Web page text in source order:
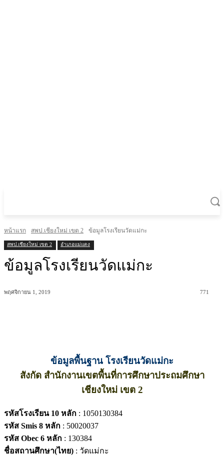
หน้าแรก สพป.เชียงใหม่ เขต 2 ข้อมูลโรงเรียนวัดแม่กะ
สพป.เชียงใหม่ เขต 2 อำเภอแม่แตง
ข้อมูลโรงเรียนวัดแม่กะ
พฤศจิกายน 1, 2019 771
ข้อมูลพื้นฐาน โรงเรียนวัดแม่กะ
สังกัด สำนักงานเขตพื้นที่การศึกษาประถมศึกษา
เชียงใหม่ เขต 2
รหัสโรงเรียน 10 หลัก : 1050130384
รหัส Smis 8 หลัก : 50020037
รหัส Obec 6 หลัก : 130384
ชื่อสถานศึกษา(ไทย) : วัดแม่กะ